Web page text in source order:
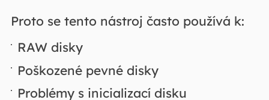
Proto se tento nástroj často používá k:
RAW disky
Poškozené pevné disky
Problémy s inicializací disku